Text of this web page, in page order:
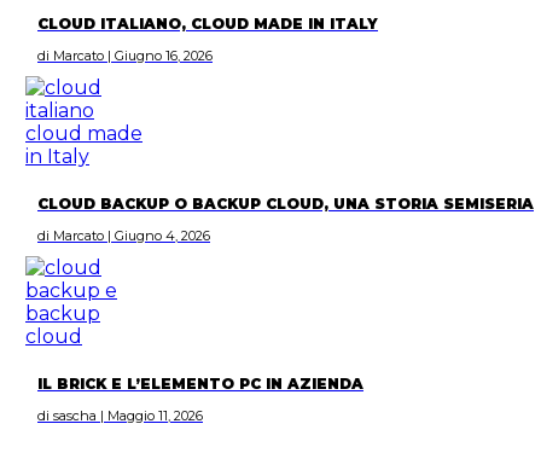
CLOUD ITALIANO, CLOUD MADE IN ITALY
di Marcato | Giugno 16, 2026
CLOUD BACKUP O BACKUP CLOUD, UNA STORIA SEMISERIA
di Marcato | Giugno 4, 2026
IL BRICK E L’ELEMENTO PC IN AZIENDA
di sascha | Maggio 11, 2026